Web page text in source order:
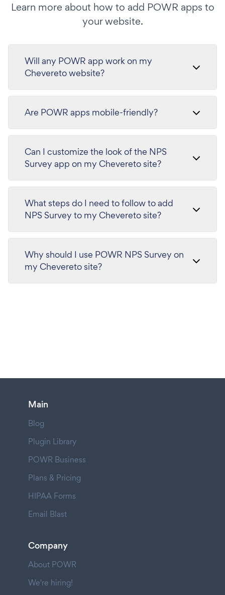
Learn more about how to add POWR apps to
your website.
Will any POWR app work on my
Chevereto website?
Are POWR apps mobile-friendly?
Can I customize the look of the NPS
Survey app on my Chevereto site?
What steps do I need to follow to add
NPS Survey to my Chevereto site?
Why should I use POWR NPS Survey on
my Chevereto site?
Main
Blog
Plugin Library
POWR Business
Plans & Pricing
HIPAA Forms
Email Blast
Company
About POWR
We're hiring!